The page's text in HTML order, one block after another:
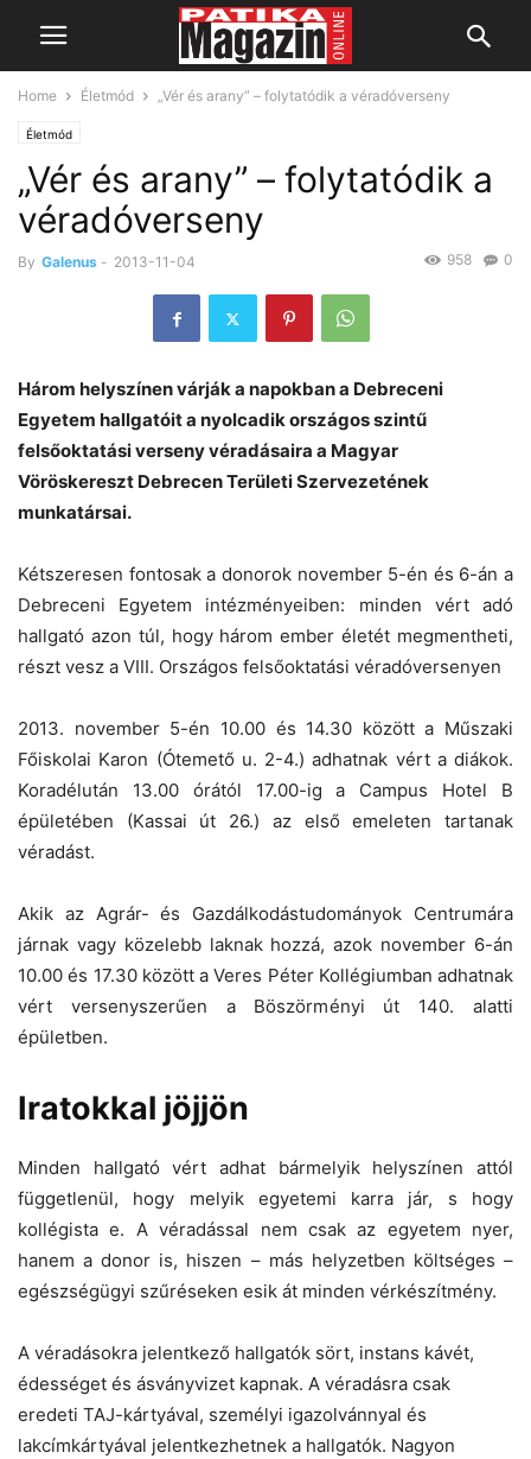
Home Életmód „Vér és arany” – folytatódik a véradóverseny
Életmód
„Vér és arany” – folytatódik a
véradóverseny
By Galenus - 2013-11-04 0
958
Három helyszínen várják a napokban a Debreceni
Egyetem hallgatóit a nyolcadik országos szintű
felsőoktatási verseny véradásaira a Magyar
Vöröskereszt Debrecen Területi Szervezetének
munkatársai.
Kétszeresen fontosak a donorok november 5-én és 6-án a
Debreceni Egyetem intézményeiben: minden vért adó
hallgató azon túl, hogy három ember életét megmentheti,
részt vesz a VIII. Országos felsőoktatási véradóversenyen
2013. november 5-én 10.00 és 14.30 között a Műszaki
Főiskolai Karon (Ótemető u. 2-4.) adhatnak vért a diákok.
Koradélután 13.00 órától 17.00-ig a Campus Hotel B
épületében (Kassai út 26.) az első emeleten tartanak
véradást.
Akik az Agrár- és Gazdálkodástudományok Centrumára
járnak vagy közelebb laknak hozzá, azok november 6-án
10.00 és 17.30 között a Veres Péter Kollégiumban adhatnak
vért versenyszerűen a Böszörményi út 140. alatti
épületben.
Iratokkal jöjjön
Minden hallgató vért adhat bármelyik helyszínen attól
függetlenül, hogy melyik egyetemi karra jár, s hogy
kollégista e. A véradással nem csak az egyetem nyer,
hanem a donor is, hiszen – más helyzetben költséges –
egészségügyi szűréseken esik át minden vérkészítmény.
A véradásokra jelentkező hallgatók sört, instans kávét,
édességet és ásványvizet kapnak. A véradásra csak
eredeti TAJ-kártyával, személyi igazolvánnyal és
lakcímkártyával jelentkezhetnek a hallgatók. Nagyon